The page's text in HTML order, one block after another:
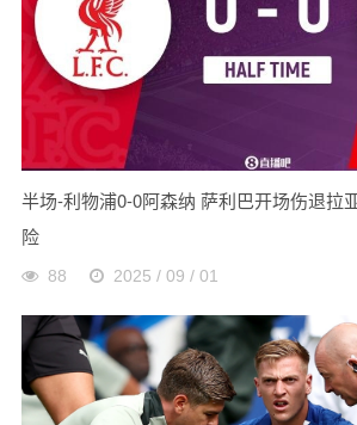
半场-利物浦0-0阿森纳 萨利巴开场伤退拉
险
88 2025 / 09 / 01